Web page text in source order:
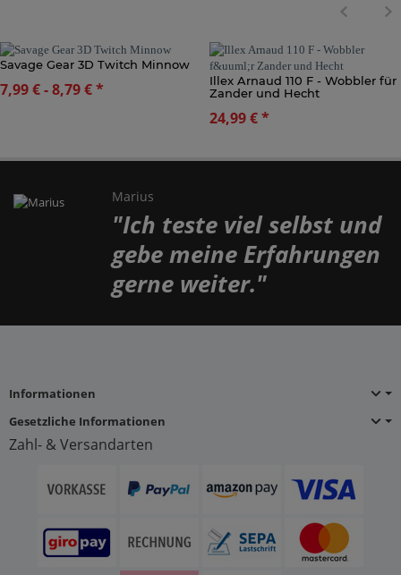
Savage Gear 3D Twitch Minnow
7,99 € -8,79 €*
Illex Arnaud 110 F - Wobbler für
Zander und Hecht
24,99 €*
Marius
"Ich teste viel selbst und
gebe meine Erfahrungen
gerne weiter."
Informationen
Gesetzliche Informationen
Zahl- & Versandarten